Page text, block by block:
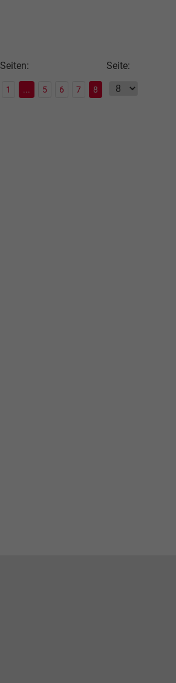
Seite:
Seiten:
1 ... 5 6 7 8